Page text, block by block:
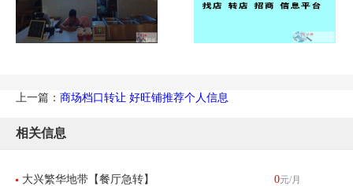
上一篇： 商场档口转让 好旺铺推荐个人信息
相关信息
大兴繁华地带【餐厅急转】 0元/月